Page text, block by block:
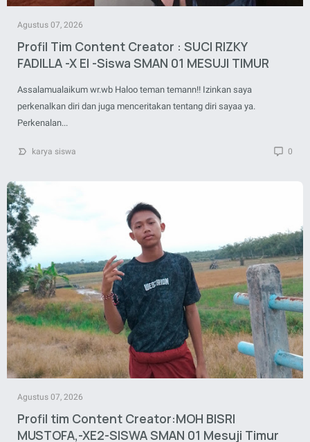
Agustus 07, 2026
Profil Tim Content Creator : SUCI RIZKY
FADILLA -X EI -Siswa SMAN 01 MESUJI TIMUR
Assalamualaikum wr.wb Haloo teman temann!! Izinkan saya
perkenalkan diri dan juga menceritakan tentang diri sayaa ya.
Perkenalan...
karya siswa 0
Agustus 07, 2026
Profil tim Content Creator:MOH BISRI
MUSTOFA,-XE2-SISWA SMAN 01 Mesuji Timur